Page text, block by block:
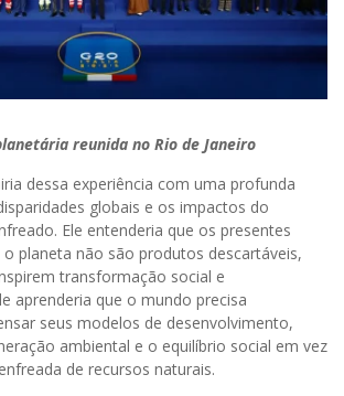
reunida no Rio de Janeiro
dessa experiência com uma profunda
globais e os impactos do
Ele entenderia que os presentes
planeta não são produtos descartáveis,
transformação social e
aprenderia que o mundo precisa
seus modelos de desenvolvimento,
ambiental e o equilíbrio social em vez
de recursos naturais.